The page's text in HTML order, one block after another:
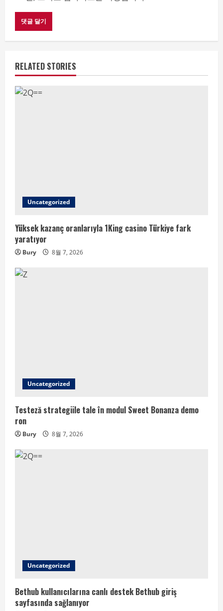
RELATED STORIES
Uncategorized
Yüksek kazanç oranlarıyla 1King casino Türkiye fark
yaratıyor
Bury 8월 7, 2026
Uncategorized
Testeză strategiile tale în modul Sweet Bonanza demo
ron
Bury 8월 7, 2026
Uncategorized
Bethub kullanıcılarına canlı destek Bethub giriş
sayfasında sağlanıyor